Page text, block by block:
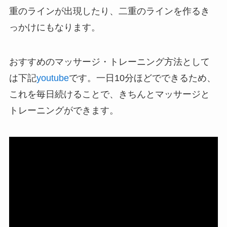
重のラインが出現したり、二重のラインを作るき
っかけにもなります。
おすすめのマッサージ・トレーニング方法として
は下記youtubeです。一日10分ほどでできるため、
これを毎日続けることで、きちんとマッサージと
トレーニングができます。